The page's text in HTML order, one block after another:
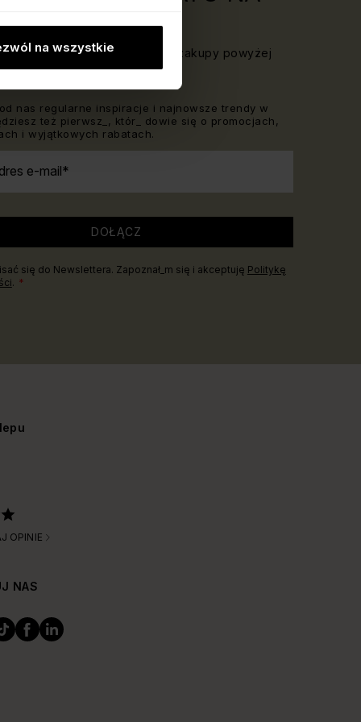
na wszystkie
Newslettera i odbierz rabat na zakupy powyżej
nas regularne inspiracje i najnowsze trendy w
też pierwsz_, któr_ dowie się o promocjach,
i wyjątkowych rabatach.
e-mail
DOŁĄCZ
się do Newslettera. Zapoznał_m się i akceptuję Politykę
.
OPINIE
NAS